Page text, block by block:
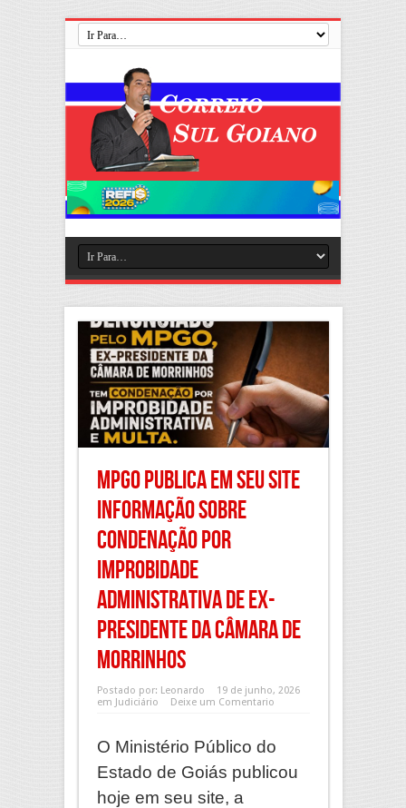
MPGO publica em seu site
informação sobre
condenação por
improbidade
administrativa de ex-
presidente da Câmara de
Morrinhos
Postado por: Leonardo
19 de junho, 2026
em Judiciário Deixe um Comentario
O Ministério Público do
Estado de Goiás publicou
hoje em seu site, a